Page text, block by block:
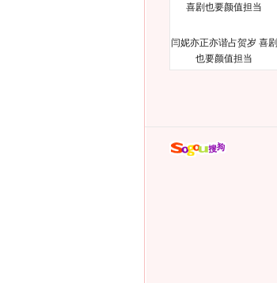
闫妮亦正亦谐占贺岁 喜剧
也要颜值担当